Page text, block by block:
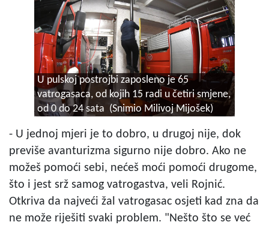
U pulskoj postrojbi zaposleno je 65
vatrogasaca, od kojih 15 radi u četiri smjene,
od 0 do 24 sata (Snimio Milivoj Mijošek)
- U jednoj mjeri je to dobro, u drugoj nije, dok
previše avanturizma sigurno nije dobro. Ako ne
možeš pomoći sebi, nećeš moći pomoći drugome,
što i jest srž samog vatrogastva, veli Rojnić.
Otkriva da najveći žal vatrogasac osjeti kad zna da
ne može riješiti svaki problem. "Nešto što se već